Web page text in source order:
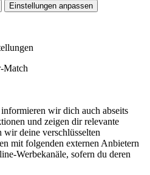
Einstellungen anpassen
Match
wir dich auch abseits
und zeigen dir relevante
deine verschlüsselten
mit folgenden externen Anbietern
Werbekanäle, sofern du deren